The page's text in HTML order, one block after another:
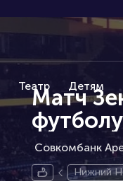
Театр Детям
Матч
Совкомбанк
Нижний